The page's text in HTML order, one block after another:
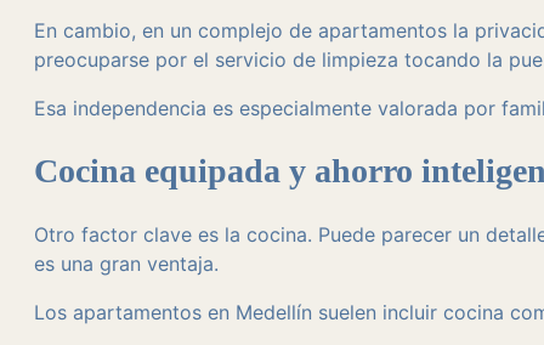
En cambio, en un complejo de apartamentos la
preocuparse por el servicio de limpieza tocando la
Esa independencia es especialmente valorada por
Cocina equipada y ahorro
Otro factor clave es la cocina. Puede parecer un
es una gran ventaja.
Los apartamentos en Medellín suelen incluir cocina